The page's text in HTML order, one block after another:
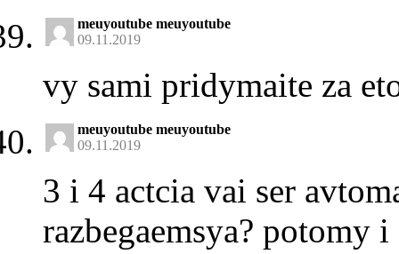
meuyoutube meuyoutube
09.11.2019
vy sami pridymaite za
meuyoutube meuyoutube
09.11.2019
3 i 4 actcia vai ser
razbegaemsya?